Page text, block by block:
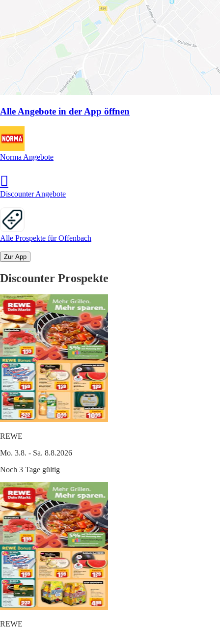
Alle Angebote in der App öffnen
Norma Angebote
Discounter Angebote
Alle Prospekte für Offenbach
Zur App
Discounter Prospekte
REWE
Mo. 3.8. - Sa. 8.8.2026
Noch 3 Tage gültig
REWE